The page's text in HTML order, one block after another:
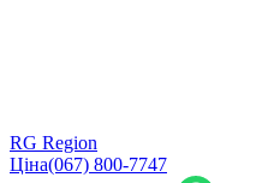
RG Region
Ціна(067) 800-7747